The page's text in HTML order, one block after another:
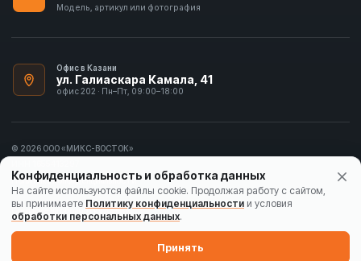
Модель, артикул или фотография
Офис в Казани
ул. Галиаскара Камала, 41
офис 202 · Пн–Пт, 09:00–18:00
© 2026 ООО «МИКС-ВОСТОК»
Политика конфиденциальности
Согласие на обработку данных
Конфиденциальность и обработка данных
На сайте используются файлы cookie. Продолжая работу с сайтом,
вы принимаете Политику конфиденциальности и условия
обработки персональных данных.
Принять